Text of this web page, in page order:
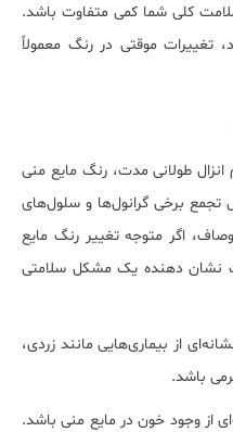
کلی شما کمی متفاوت باشد.
تغییرات موقتی در رنگ معمولاً
طولانی مدت، رنگ مایع منی
برخی گرانول‌ها و سلول‌های
اگر متوجه تغییر رنگ مایع
نشان دهنده یک مشکل سلامتی
از بیماری‌هایی مانند زردی،
باشد.
از وجود خون در مایع منی باشد.